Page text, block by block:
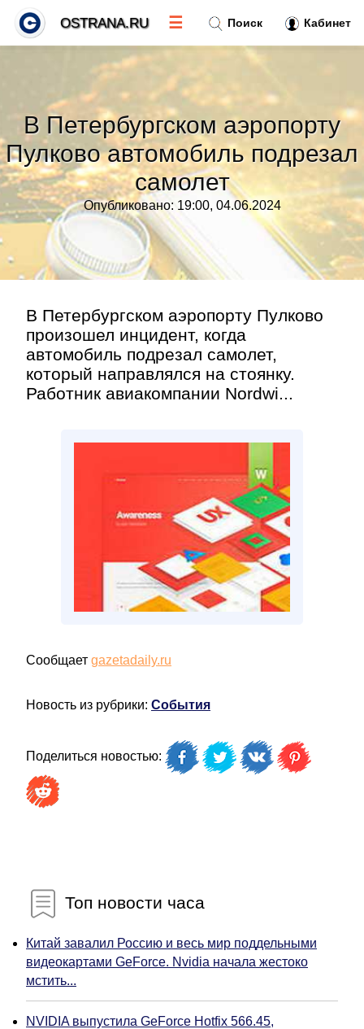
В Петербургском аэропорту
Пулково автомобиль подрезал
самолет
Опубликовано: 19:00, 04.06.2024
В Петербургском аэропорту Пулково
произошел инцидент, когда
автомобиль подрезал самолет,
который направлялся на стоянку.
Работник авиакомпании Nordwi...
Сообщает gazetadaily.ru
Новость из рубрики: События
Поделиться новостью:
Топ новости часа
Китай завалил Россию и весь мир поддельными
видеокартами GeForce. Nvidia начала жестоко
мстить...
NVIDIA выпустила GeForce Hotfix 566.45,
Поиск Кабинет
OSTRANA.RU ☰
Тренды новостей»
Рубрики»
Правила
Контакт»